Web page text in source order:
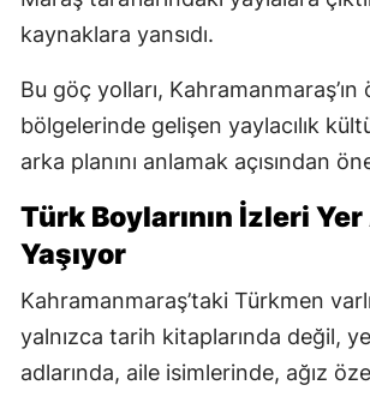
kaynaklara yansıdı.
Bu göç yolları, Kahramanmaraş’ın
bölgelerinde gelişen yaylacılık
arka planını anlamak açısından
Türk Boylarının İzleri
Yaşıyor
Kahramanmaraş’taki Türkmen
yalnızca tarih kitaplarında değil,
adlarında, aile isimlerinde, ağız